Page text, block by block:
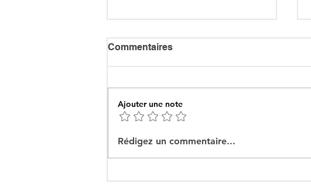
bataille des récits pour
mieux cacher la misère
Commentaires
Ajouter une note
Rédigez un commentaire...